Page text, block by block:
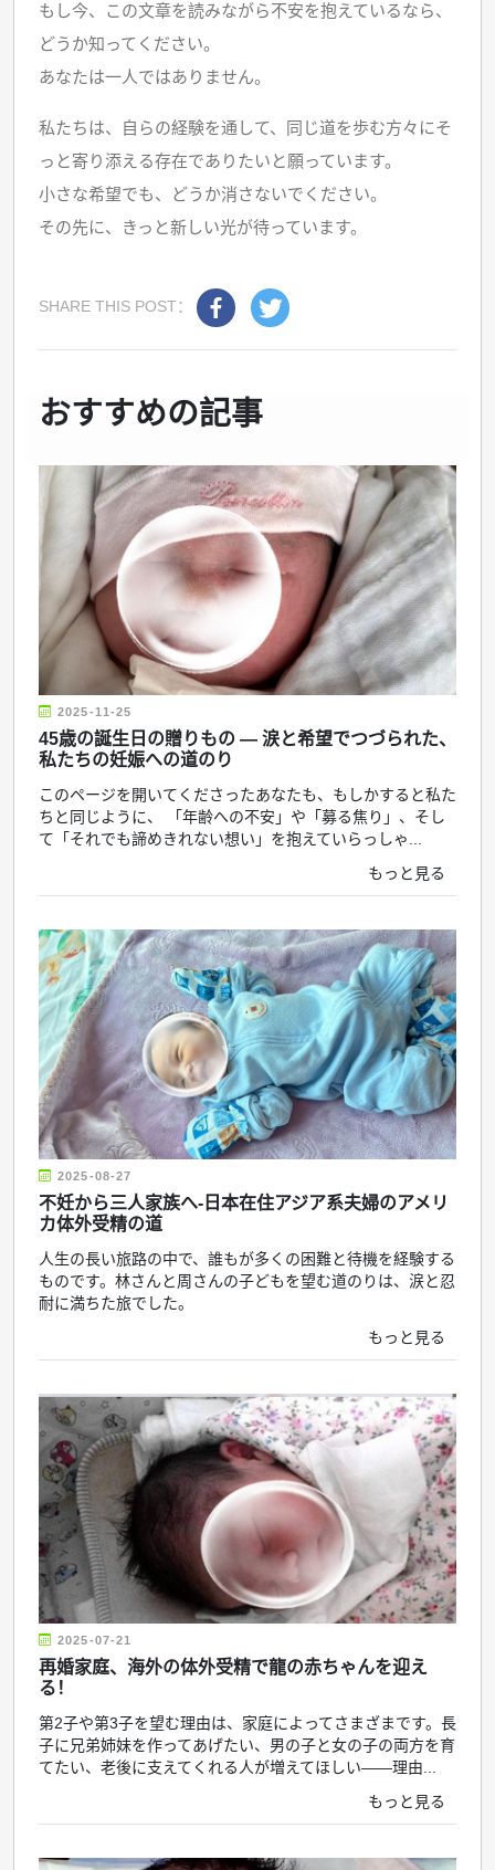
もし今、この文章を読みながら不安を抱えているなら、
どうか知ってください。
あなたは一人ではありません。
私たちは、自らの経験を通して、同じ道を歩む方々にそ
っと寄り添える存在でありたいと願っています。
小さな希望でも、どうか消さないでください。
その先に、きっと新しい光が待っています。
SHARE THIS POST：
おすすめの記事
2025-11-25
45歳の誕生日の贈りもの ― 涙と希望でつづられた、
私たちの妊娠への道のり
このページを開いてくださったあなたも、もしかすると私た
ちと同じように、 「年齢への不安」や「募る焦り」、そし
て「それでも諦めきれない想い」を抱えていらっしゃ...
もっと見る
2025-08-27
不妊から三人家族へ-日本在住アジア系夫婦のアメリ
カ体外受精の道
人生の長い旅路の中で、誰もが多くの困難と待機を経験する
ものです。林さんと周さんの子どもを望む道のりは、涙と忍
耐に満ちた旅でした。
もっと見る
2025-07-21
再婚家庭、海外の体外受精で龍の赤ちゃんを迎え
る！
第2子や第3子を望む理由は、家庭によってさまざまです。長
子に兄弟姉妹を作ってあげたい、男の子と女の子の両方を育
てたい、老後に支えてくれる人が増えてほしい――理由...
もっと見る